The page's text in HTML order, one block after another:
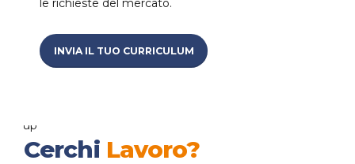
le richieste del mercato.
INVIA IL TUO CURRICULUM
Cerchi Lavoro?